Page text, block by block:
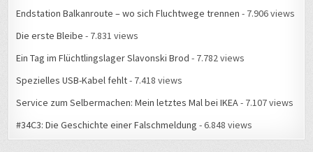
Endstation Balkanroute – wo sich Fluchtwege trennen - 7.906 views
Die erste Bleibe - 7.831 views
Ein Tag im Flüchtlingslager Slavonski Brod - 7.782 views
Spezielles USB-Kabel fehlt- 7.418 views
Service zum Selbermachen: Mein letztes Mal bei IKEA- 7.107 views
#34C3: Die Geschichte einer Falschmeldung - 6.848 views